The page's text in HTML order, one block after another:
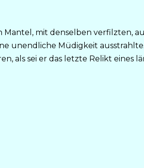
Mantel, mit denselben verfilzten,
unendliche Müdigkeit
als sei er das letzte Relikt eines